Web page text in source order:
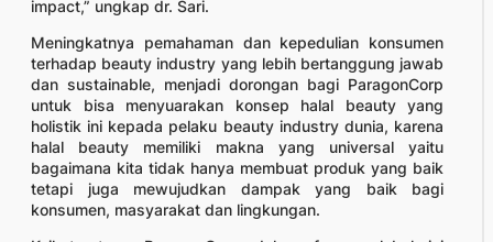
impact,” ungkap dr. Sari.
Meningkatnya pemahaman dan kepedulian konsumen
terhadap beauty industry yang lebih bertanggung jawab
dan sustainable, menjadi dorongan bagi ParagonCorp
untuk bisa menyuarakan konsep halal beauty yang
holistik ini kepada pelaku beauty industry dunia, karena
halal beauty memiliki makna yang universal yaitu
bagaimana kita tidak hanya membuat produk yang baik
tetapi juga mewujudkan dampak yang baik bagi
konsumen, masyarakat dan lingkungan.